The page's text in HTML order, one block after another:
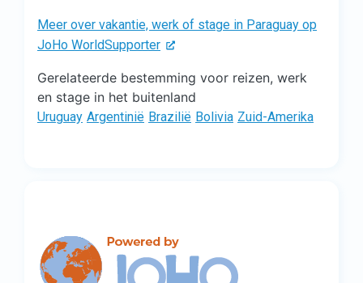
Meer over vakantie, werk of stage in Paraguay op
JoHo WorldSupporter
Gerelateerde bestemming voor reizen, werk
en stage in het buitenland
Uruguay Argentinië Brazilië Bolivia Zuid-Amerika